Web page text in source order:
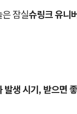
잠실슈링크 유니
발생 시기, 받으면